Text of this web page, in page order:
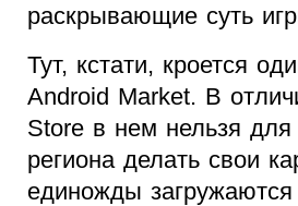
раскрывающие суть
Тут, кстати, кроется
Android Market. В
Store в нем нельзя для
региона делать свои
единожды загружаются